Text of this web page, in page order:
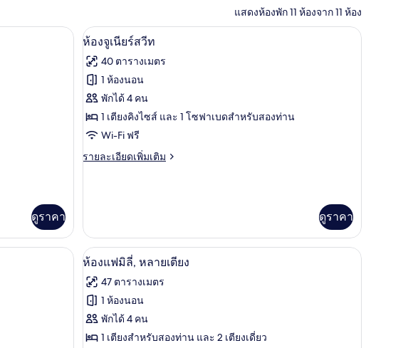
แสดงห้องพัก 11 ห้องจาก 11 ห้อง
บเบิลหรือทวิน, ระเบียง | มินิบาร์, ตู้นิรภัยในห้องพัก, โต๊ะทำงาน, ผ้าม่านกันแสง
ดูราคา
เปิด
ภาพถ่าย
ทั้งหมด
ของ
ห้อง
จู
เนียร์
ห้องจูเนียร์สวีท | มินิบาร์, ตู้นิรภัยในห้องพัก, โ
11
ห้องจูเนียร์สวีท
40 ตารางเมตร
1 ห้องนอน
พักได้ 4 คน
1 เตียงคิงไซส์ และ 1 โซฟาเบดสำหรับสองท่าน
Wi-Fi ฟรี
รายละเอียดเพิ่มเติม
ราย
ห้อง
เนียร์
ท
ดูราคา
นห้องพัก, โต๊ะทำงาน, ผ้าม่านกันแสง
เปิด
ภาพถ่าย
ทั้งหมด
ของ
ห้อง
ห้องแฟมิลี่, หลายเตียง | มินิบาร์, ตู้นิรภัยในห้อ
10
ห้องแฟมิลี่, หลายเตียง
47 ตารางเมตร
1 ห้องนอน
พักได้ 4 คน
1 เตียงสำหรับสองท่าน และ 2 เตียงเดี่ยว